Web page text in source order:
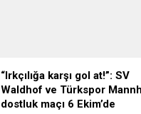
“Irkçılığa karşı gol at!”: SV
Waldhof ve Türkspor
dostluk maçı 6 Ekim’de